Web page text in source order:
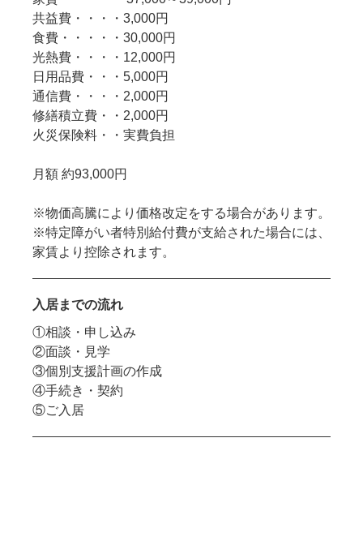
共益費・・・・3,000円
食費・・・・・30,000円
光熱費・・・・12,000円
日用品費・・・5,000円
通信費・・・・2,000円
修繕積立費・・2,000円
火災保険料・・実費負担
月額 約93,000円
※物価高騰により価格改定をする場合があります。
※特定障がい者特別給付費が支給された場合には、
家賃より控除されます。
入居までの流れ
①相談・申し込み
②面談・見学
③個別支援計画の作成
④手続き・契約
⑤ご入居